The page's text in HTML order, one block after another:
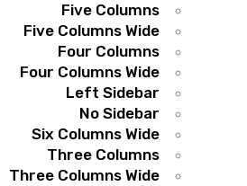
Five Columns
Five Columns Wide
Four Columns
Four Columns Wide
Left Sidebar
No Sidebar
Six Columns Wide
Three Columns
Three Columns Wide